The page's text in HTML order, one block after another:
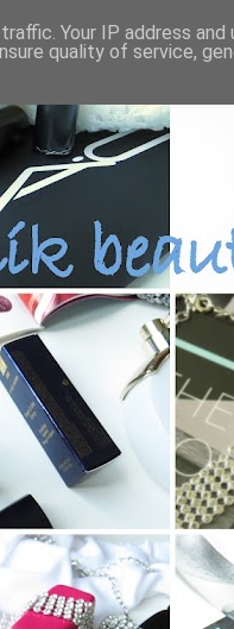
Your IP address and
quality of service,